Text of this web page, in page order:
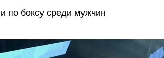
по боксу среди мужчин